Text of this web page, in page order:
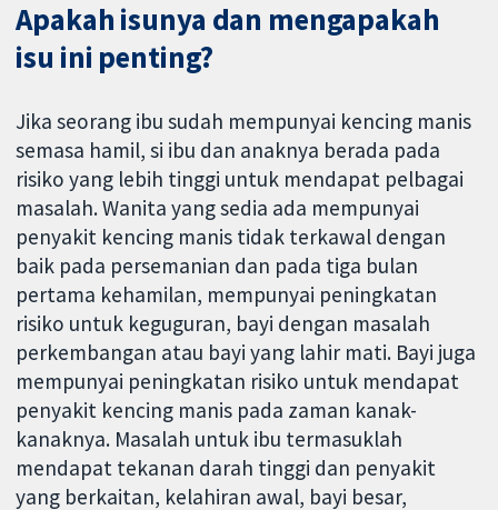
Apakah isunya dan mengapakah
isu ini penting?
Jika seorang ibu sudah mempunyai kencing manis
semasa hamil, si ibu dan anaknya berada pada
risiko yang lebih tinggi untuk mendapat pelbagai
masalah. Wanita yang sedia ada mempunyai
penyakit kencing manis tidak terkawal dengan
baik pada persemanian dan pada tiga bulan
pertama kehamilan, mempunyai peningkatan
risiko untuk keguguran, bayi dengan masalah
perkembangan atau bayi yang lahir mati. Bayi juga
mempunyai peningkatan risiko untuk mendapat
penyakit kencing manis pada zaman kanak-
kanaknya. Masalah untuk ibu termasuklah
mendapat tekanan darah tinggi dan penyakit
yang berkaitan, kelahiran awal, bayi besar,